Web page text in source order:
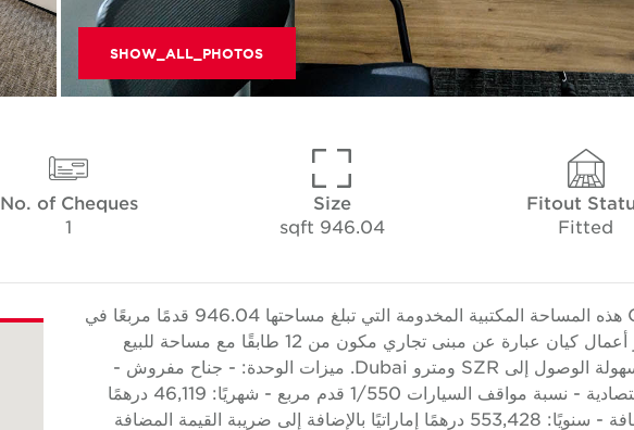
SHOW_ALL_PHOTOS
Fitout
Fitted
Size
946.04 sqft
No. of Cheques
1
تقدم Cushman & Wakefield Core هذه المساحة المكتبية المخدومة التي تبلغ مساحتها 946.04 قدمًا مربعًا في
مركز كيان للأعمال، برشا هايتس. مركز أعمال كيان عبارة عن مبنى تجاري مكون من 12 طابقًا مع مساحة للبيع
بالتجزئة في الطابق الأرضي، مما يوفر سهولة الوصول إلى SZR ومترو Dubai. ميزات الوحدة: - جناح مفروش -
مكتب مخدوم - رخصة دائرة التنمية الاقتصادية - نسبة مواقف السيارات 1/550 قدم مربع - شهريًا: 46,119 درهمًا
إماراتيًا بالإضافة إلى ضريبة القيمة المضافة - سنويًا: 553,428 درهمًا إماراتيًا بالإضافة إلى ضريبة القيمة المضافة